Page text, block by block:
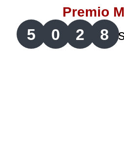
Lotería de Santander
Lotería del Cauca
Premio
5 0 2 8